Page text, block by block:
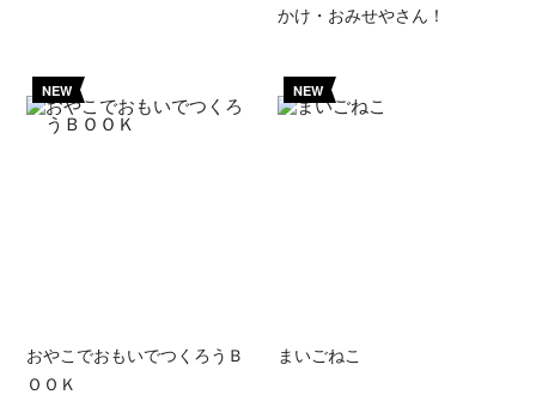
かけ・おみせやさん！
NEW
おやこでおもいでつくろうＢ
ＯＯＫ
NEW
まいごねこ